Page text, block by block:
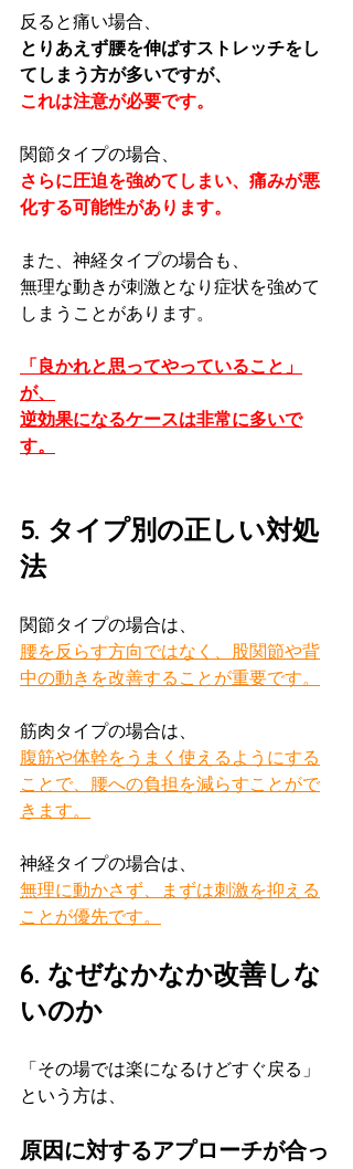
反ると痛い場合、
とりあえず腰を伸ばすストレッチをし
てしまう方が多いですが、
これは注意が必要です。
関節タイプの場合、
さらに圧迫を強めてしまい、痛みが悪
化する可能性があります。
また、神経タイプの場合も、
無理な動きが刺激となり症状を強めて
しまうことがあります。
「良かれと思ってやっていること」
が、
逆効果になるケースは非常に多いで
す。
5. タイプ別の正しい対処
法
関節タイプの場合は、
腰を反らす方向ではなく、股関節や背
中の動きを改善することが重要です。
筋肉タイプの場合は、
腹筋や体幹をうまく使えるようにする
ことで、腰への負担を減らすことがで
きます。
神経タイプの場合は、
無理に動かさず、まずは刺激を抑える
ことが優先です。
6. なぜなかなか改善しな
いのか
「その場では楽になるけどすぐ戻る」
という方は、
原因に対するアプローチが合っ